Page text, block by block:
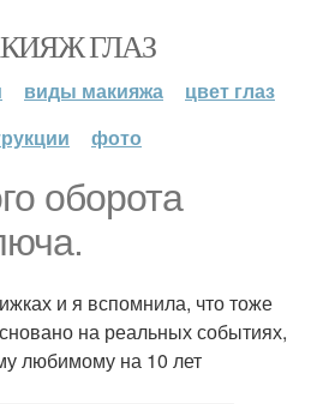
ГЛАЗ
виды макияжа
цвет глаз
фото
оборота
и я вспомнила, что тоже
на реальных событиях,
любимому на 10 лет